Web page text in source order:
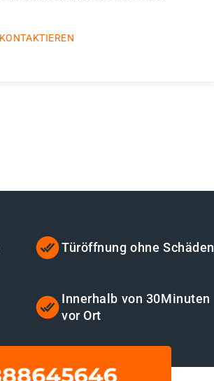
Türöffnung ohne Schäden
Innerhalb von 30Minuten
vor Ort